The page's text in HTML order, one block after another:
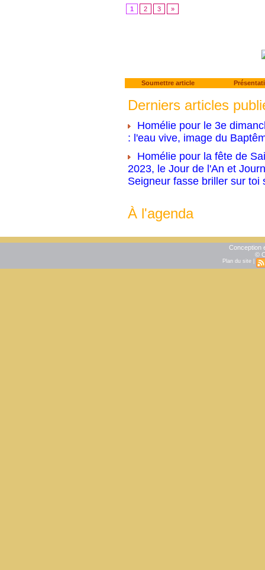
1 2 3 »
Soumettre article
Derniers articles
Homélie pour le 3e
: l'eau vive, image du
Homélie pour la fête de
2023, le Jour de l'An et
Seigneur fasse briller sur toi
À l'agenda
Conception
©
Plan du site